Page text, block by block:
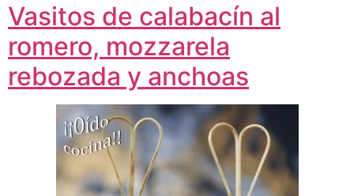
Vasitos de calabacín al
romero, mozzarela
rebozada y anchoas